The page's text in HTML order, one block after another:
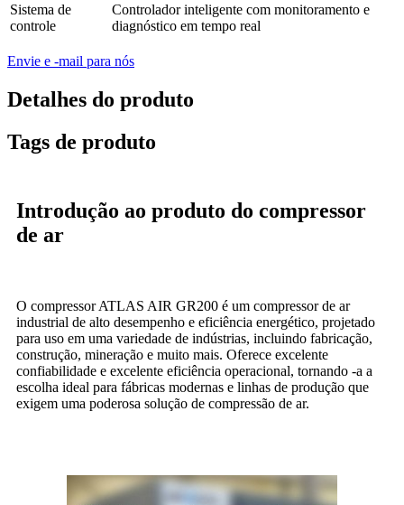
Sistema de
controle
Controlador inteligente com monitoramento e
diagnóstico em tempo real
Envie e -mail para nós
Detalhes do produto
Tags de produto
Introdução ao produto do compressor
de ar
O compressor ATLAS AIR GR200 é um compressor de ar
industrial de alto desempenho e eficiência energético, projetado
para uso em uma variedade de indústrias, incluindo fabricação,
construção, mineração e muito mais. Oferece excelente
confiabilidade e excelente eficiência operacional, tornando -a a
escolha ideal para fábricas modernas e linhas de produção que
exigem uma poderosa solução de compressão de ar.